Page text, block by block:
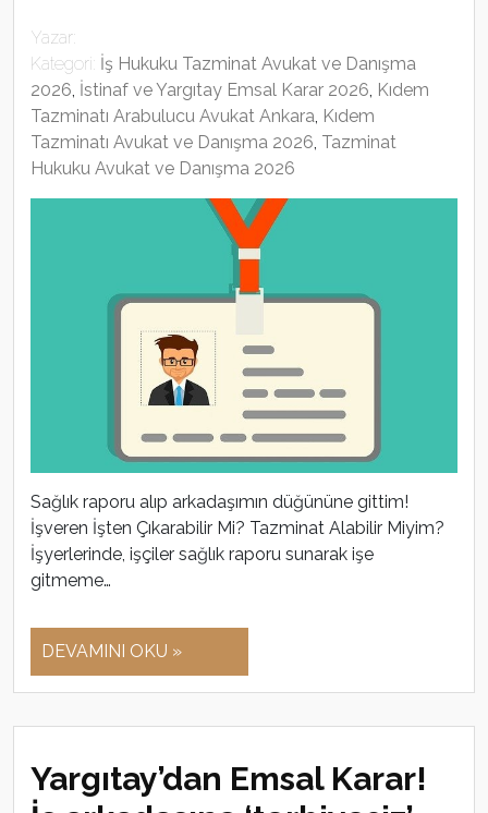
Yazar:
Kategori: İş Hukuku Tazminat Avukat ve Danışma
2026 İstinaf ve Yargıtay Emsal Karar 2026 Kıdem
Tazminatı Arabulucu Avukat Ankara Kıdem
Tazminatı Avukat ve Danışma 2026 Tazminat
Hukuku Avukat ve Danışma 2026
Sağlık raporu alıp arkadaşımın düğününe gittim!
İşveren İşten Çıkarabilir Mi? Tazminat Alabilir Miyim?
İşyerlerinde, işçiler sağlık raporu sunarak işe
gitmeme…
DEVAMINI OKU »
Yargıtay’dan Emsal Karar!